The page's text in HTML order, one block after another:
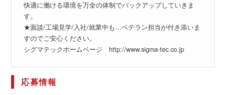
快適に働ける環境を万全の体制でバックアップしていきま
す。
★面談/工場見学/入社/就業中も…ベテラン担当が付き添いま
すのでご安心ください。
シグマテックホームページ http://www.sigma-tec.co.jp
応募情報